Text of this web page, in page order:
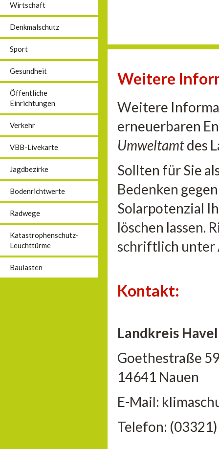
Wirtschaft
Denkmalschutz
Sport
Gesundheit
Öffentliche
Einrichtungen
Verkehr
VBB-Livekarte
Jagdbezirke
Bodenrichtwerte
Radwege
Katastrophenschutz-
Leuchttürme
Baulasten
Weitere
Weitere
erneuerbaren
Umweltamtdes
Sollten für Sie
Bedenken
Solarpotenzial
löschen lassen.
schriftlich unter
Kontakt:
Landkreis
Goethestraße
14641 Nauen
E-Mail:
Telefon: